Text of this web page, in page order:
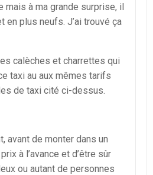
mais à ma grande surprise, il
en plus neufs. J’ai trouvé ça
calèches et charrettes qui
taxi au aux mêmes tarifs
de taxi cité ci-dessus.
avant de monter dans un
à l’avance et d’être sûr
ou autant de personnes